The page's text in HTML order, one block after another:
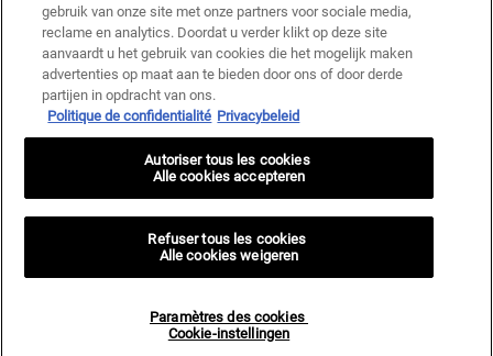
Informations sur le fabricant
KIEHL'S
14, rue Royale - 75008 Paris France
kiehls@be.oaccare.com
OPTIONS D'ACHAT
© 2024 KIEHL’S SINCE 1851
Paramètres des cookies <br> Cookie-instellingen
gebruik van onze site met onze partners voor sociale media,
reclame en analytics. Doordat u verder klikt op deze site
aanvaardt u het gebruik van cookies die het mogelijk maken
advertenties op maat aan te bieden door ons of door derde
partijen in opdracht van ons.
Politique de confidentialité Privacybeleid
Paramètres des cookies
Cookie-instellingen
Refuser tous les cookies
Alle cookies weigeren
Autoriser tous les cookies
Alle cookies accepteren